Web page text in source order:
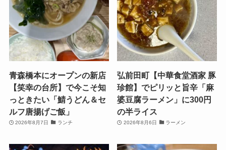
青森橋本にオープンの新店
【笑幸の台所】で今こそ知
っときたい「鯖うどん＆セ
ルフ唐揚げご飯」
2026年8月7日 ランチ
弘前田町【中華食堂酒家 豚
珍館】でピリッと旨辛「麻
婆豆腐ラーメン」に300円
の半ライス
2026年8月6日 ラーメン